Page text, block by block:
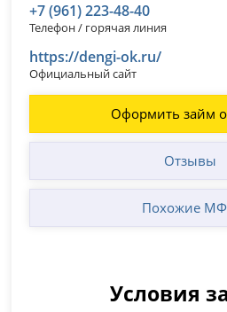
+7 (961) 223-48-40
Телефон / горячая линия
https://dengi-ok.ru/
Официальный сайт
Оформить займ
Отзывы
Похожие
Условия